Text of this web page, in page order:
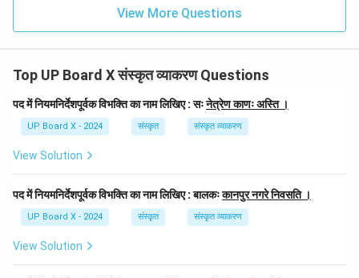
View More Questions
Top UP Board X संस्कृत व्याकरण Questions
पद में नियमनिर्देशपूर्वक विभक्ति का नाम लिखिए : सःनेत्रेण काणः अस्ति ।
UP Board X - 2024 संस्कृत संस्कृत व्याकरण
View Solution
पद में नियमनिर्देशपूर्वक विभक्ति का नाम लिखिए : बालकःकानपुर नगरे निवसति ।
UP Board X - 2024 संस्कृत संस्कृत व्याकरण
View Solution